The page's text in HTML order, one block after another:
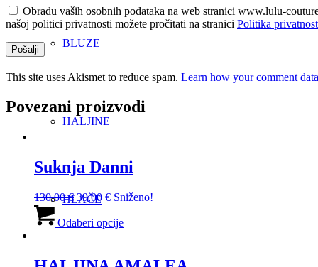
BLUZE
HALJINE
HLAČE
Obradu vaših osobnih podataka na web stranici www.lulu-
našoj politici privatnosti možete pročitati na stranici Politika
This site uses Akismet to reduce spam. Learn how your comment
Povezani proizvodi
Suknja Danni
130,00€ Izvorna
bila
39,00 €Trenutna
je:
Sniženo!
Odaberi opcijeproizvod
varijanti.